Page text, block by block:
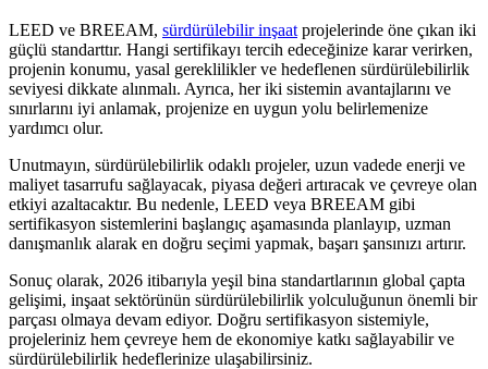
LEED ve BREEAM, sürdürülebilir inşaat projelerinde öne çıkan iki
güçlü standarttır. Hangi sertifikayı tercih edeceğinize karar verirken,
projenin konumu, yasal gereklilikler ve hedeflenen sürdürülebilirlik
seviyesi dikkate alınmalı. Ayrıca, her iki sistemin avantajlarını ve
sınırlarını iyi anlamak, projenize en uygun yolu belirlemenize
yardımcı olur.
Unutmayın, sürdürülebilirlik odaklı projeler, uzun vadede enerji ve
maliyet tasarrufu sağlayacak, piyasa değeri artıracak ve çevreye olan
etkiyi azaltacaktır. Bu nedenle, LEED veya BREEAM gibi
sertifikasyon sistemlerini başlangıç aşamasında planlayıp, uzman
danışmanlık alarak en doğru seçimi yapmak, başarı şansınızı artırır.
Sonuç olarak, 2026 itibarıyla yeşil bina standartlarının global çapta
gelişimi, inşaat sektörünün sürdürülebilirlik yolculuğunun önemli bir
parçası olmaya devam ediyor. Doğru sertifikasyon sistemiyle,
projeleriniz hem çevreye hem de ekonomiye katkı sağlayabilir ve
sürdürülebilirlik hedeflerinize ulaşabilirsiniz.